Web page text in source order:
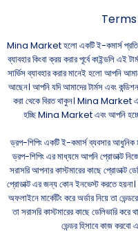
Mina Market হলো একটি ই-কমার্স
ব্যাবহার কিংবা ক্রয় করার পূর্বে কাইন্ডলি
সার্ভিস ব্যাবহার করার মানেই হলো আপনি
আছেন। আপনি যদি আমাদের টার্মস এবং
করা থেকে বিরত থাকুন। Mina Market
হচ্ছি Mina Market এবং আপনি হচ্ছেন
ড্রপ-শিপিং একটি ই-কমার্স ব্যবসার
ড্রপ-শিপিং এর মাধ্যমে আপনি প্রোডাক্ট
সরাসরি আপনার কাস্টমারের কাছে প্রোডাক্ট
প্রোডাক্ট এর জন্য কোন ইনভেস্ট করতে হয়না।
অফলাইনে মার্কেটিং করে অর্ডার নিয়ে তা
তা সরাসরি কাস্টমারের কাছে ডেলিভারি
ভেন্ডর হিসাবে কাজ